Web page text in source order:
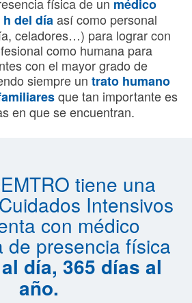
médico
del díaasí como personal
celadores…) para lograr con
como humana para
con el mayor grado de
siempre un trato humano
que tan importante es
en que se encuentran.
tiene una
Intensivos
con médico
de presencia física
día, 365 días al
año.